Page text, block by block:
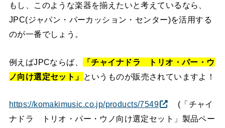
もし、このような楽器を揃えたいと考えているなら、
JPC(ジャパン・パーカッション・センター)を活用する
のが一番でしょう。
例えばJPCならば、
「チャイナドラ トリオ・パー・ウ
ノ向け選定セット」
というものが販売されていますよ！
https://komakimusic.co.jp/products/7549
(「チャイ
ナドラ トリオ・パー・ウノ向け選定セット」製品ペー